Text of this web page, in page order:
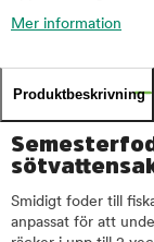
Mer information
Produktbeskrivning
Smidigt foder till
anpassat för att